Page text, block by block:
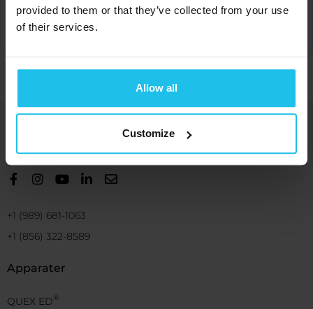
provided to them or that they’ve collected from your use
of their services.
Allow all
Customize
KJØP KJØP
+1 (989) 681-1063
+1 (856) 322-8589
Apparater
QUEX ED®